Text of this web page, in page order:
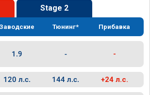
Stage 2
Заводские Тюнинг* Прибавка
1.9 - -
120 л.с. 144 л.с. +24 л.с.